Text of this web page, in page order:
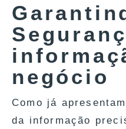
negócio
Como já
da informação